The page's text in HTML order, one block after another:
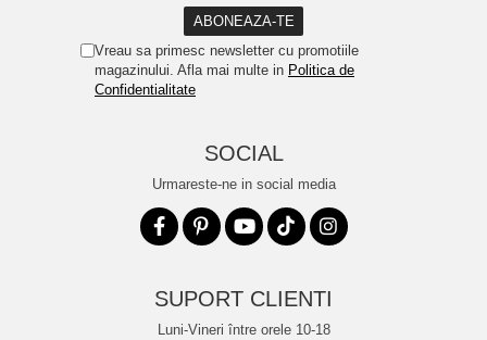
Vreau sa primesc newsletter cu promotiile
magazinului. Afla mai multe in Politica de
Confidentialitate
SOCIAL
Urmareste-ne in social media
SUPORT CLIENTI
Luni-Vineri între orele 10-18